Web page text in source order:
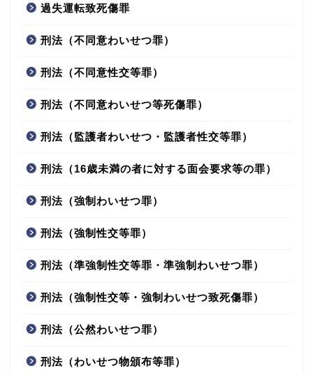
過失運転致死傷罪
刑法（不同意わいせつ罪）
刑法（不同意性交等罪）
刑法（不同意わいせつ等死傷罪）
刑法（監護者わいせつ・監護者性交等罪）
刑法（16歳未満の者に対する面会要求等の罪）
刑法（強制わいせつ罪）
刑法（強制性交等罪）
刑法（準強制性交等罪・準強制わいせつ罪）
刑法（強制性交等・強制わいせつ致死傷罪）
刑法（公然わいせつ罪）
刑法（わいせつ物頒布等罪）